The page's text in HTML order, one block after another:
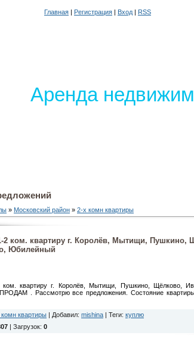
Главная | Регистрация | Вход | RSS
Аренда
» Московский район » 2-х комн квартиры
2 ком. квартиру г. Королёв, Мытищи, Пушкино,
Юбилейный
ком. квартиру г. Королёв, Мытищи, Пушкино, Щёлково,
. Рассмотрю все предложения. Состояние
комн квартиры Добавил: mishina Теги: куплю
Загрузок: 0